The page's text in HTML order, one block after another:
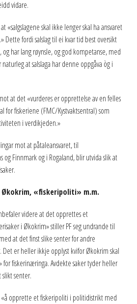
vidare.
«salgslagene skal ikke lenger skal ha ansvaret
Dette fordi salslag til ei kvar tid best oversikt
og har lang røynsle, og god kompetanse, med
at salslaga har denne oppgåva òg i
at det «vurderes er opprettelse av en felles
for fiskeriene (FMC/Kystvaktsentral) som
i verdikjeden.»
mot at påtaleansvaret, til
og Finnmark og i Rogaland, blir utvida slik at
«fiskeripoliti» m.m.
videre at det opprettes et
i Økokrim» stiller PF seg undrande til
at det finst slike senter for andre
er heller ikkje opplyst kvifor Økokrim skal
fiskerinæringa. Avdekte saker tyder heller
senter.
opprette et fiskeripoliti i politidistrikt med